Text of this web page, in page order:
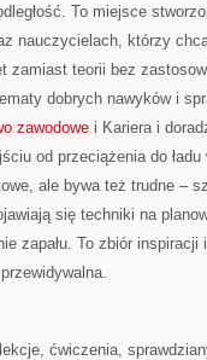
To miejsce
nauczycielach, którzy
zamiast teorii bez
dobrych nawyków i
zawodowe i Kariera i
od przeciążenia do
ale bywa też trudne –
się techniki na
zapału. To zbiór
ćwiczenia,